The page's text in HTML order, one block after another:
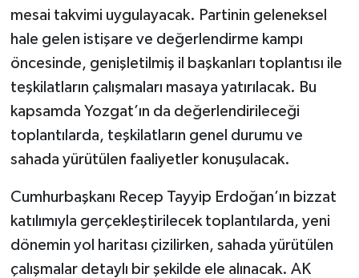
mesai takvimi uygulayacak. Partinin geleneksel
hale gelen istişare ve değerlendirme kampı
öncesinde, genişletilmiş il başkanları toplantısı ile
teşkilatların çalışmaları masaya yatırılacak. Bu
kapsamda Yozgat’ın da değerlendirileceği
toplantılarda, teşkilatların genel durumu ve
sahada yürütülen faaliyetler konuşulacak.
Cumhurbaşkanı Recep Tayyip Erdoğan’ın bizzat
katılımıyla gerçekleştirilecek toplantılarda, yeni
dönemin yol haritası çizilirken, sahada yürütülen
çalışmalar detaylı bir şekilde ele alınacak. AK